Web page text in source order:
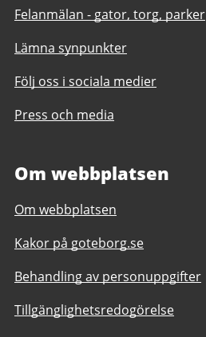
Felanmälan - gator, torg, parker
Lämna synpunkter
Följ oss i sociala medier
Press och media
Om webbplatsen
Om webbplatsen
Kakor på goteborg.se
Behandling av personuppgifter
Tillgänglighetsredogörelse